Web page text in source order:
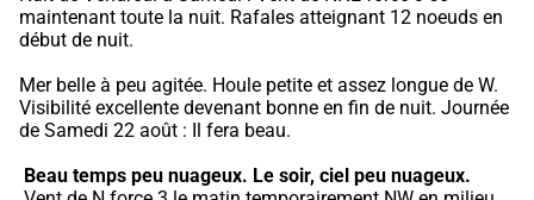
maintenant toute la nuit. Rafales atteignant 12 noeuds en
début de nuit.
Mer belle à peu agitée. Houle petite et assez longue de W.
Visibilité excellente devenant bonne en fin de nuit. Journée
de Samedi 22 août : Il fera beau.
Beau temps peu nuageux. Le soir, ciel peu nuageux.